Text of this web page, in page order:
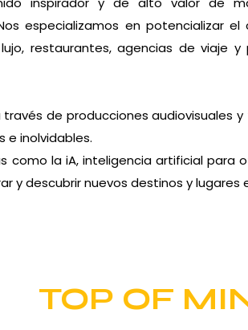
especializamos en potencializar
restaurantes, agencias de
de producciones
e inolvidables.
como la iA, inteligencia artificial para
y descubrir nuevos destinos y lugares
TOP OF